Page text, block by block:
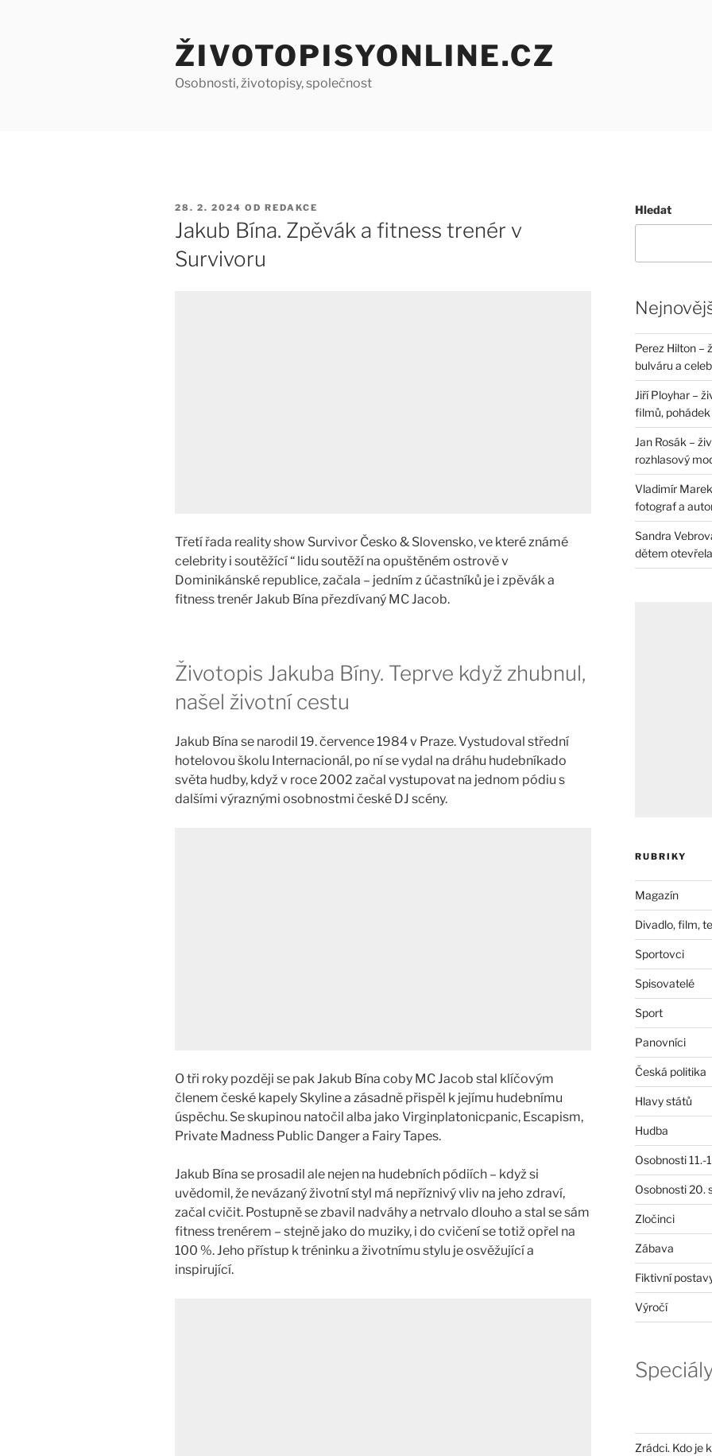
ŽIVOTOPISYONLINE.CZ
Osobnosti, životopisy, společnost
PUBLIKOVÁNO
28. 2. 2024 OD REDAKCE
Jakub Bína. Zpěvák a fitness trenér v
Survivoru
Třetí řada reality show Survivor Česko & Slovensko, ve které známé
celebrity i soutěžící “ lidu soutěží na opuštěném ostrově v
Dominikánské republice, začala – jedním z účastníků je i zpěvák a
fitness trenér Jakub Bína přezdívaný MC Jacob.
Životopis Jakuba Bíny. Teprve když zhubnul,
našel životní cestu
Jakub Bína se narodil 19. července 1984 v Praze. Vystudoval střední
hotelovou školu Internacionál, po ní se vydal na dráhu hudebníkado
světa hudby, když v roce 2002 začal vystupovat na jednom pódiu s
dalšími výraznými osobnostmi české DJ scény.
O tři roky později se pak Jakub Bína coby MC Jacob stal klíčovým
členem české kapely Skyline a zásadně přispěl k jejímu hudebnímu
úspěchu. Se skupinou natočil alba jako Virginplatonicpanic, Escapism,
Private Madness Public Danger a Fairy Tapes.
Jakub Bína se prosadil ale nejen na hudebních pódiích – když si
uvědomil, že nevázaný životní styl má nepříznivý vliv na jeho zdraví,
začal cvičit. Postupně se zbavil nadváhy a netrvalo dlouho a stal se sám
fitness trenérem – stejně jako do muziky, i do cvičení se totiž opřel na
100 %. Jeho přístup k tréninku a životnímu stylu je osvěžující a
inspirující.
Hledat
Perez Hilton –
bulváru a
Jiří Ployhar –
filmů, pohádek
Jan Rosák –
rozhlasový
Vladimír
fotograf a
Sandra
dětem
RUBRIKY
Magazín
Divadlo, film,
Sportovci
Spisovatelé
Sport
Panovníci
Česká politika
Hlavy států
Hudba
Osobnosti 11.-
Osobnosti 20.
Zločinci
Zábava
Fiktivní
Výročí
Zrádci. Kdo je